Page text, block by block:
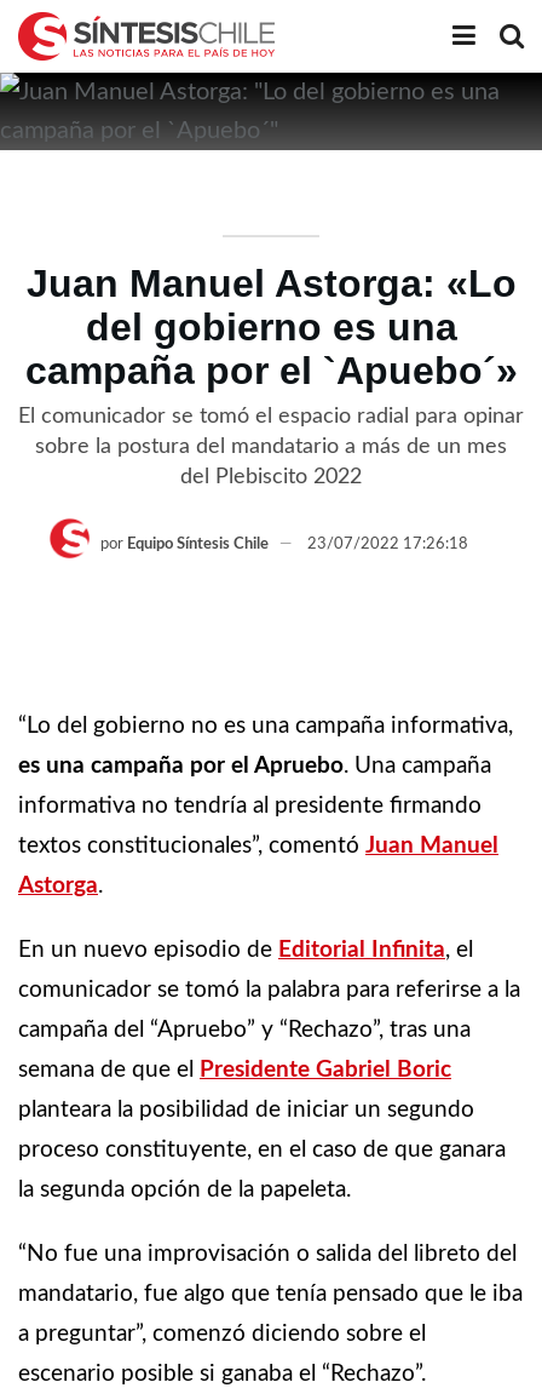
Juan Manuel Astorga: «Lo
del gobierno es una
campaña por el `Apuebo´»
El comunicador se tomó el espacio radial para opinar
sobre la postura del mandatario a más de un mes
del Plebiscito 2022
por Equipo Síntesis Chile 23/07/2022 17:26:18
“Lo del gobierno no es una campaña informativa,
es una campaña por el Apruebo. Una campaña
informativa no tendría al presidente firmando
textos constitucionales”, comentó Juan Manuel
Astorga.
En un nuevo episodio de Editorial Infinita, el
comunicador se tomó la palabra para referirse a la
campaña del “Apruebo” y “Rechazo”, tras una
semana de que el
Presidente Gabriel Boric
planteara la posibilidad de iniciar un segundo
proceso constituyente, en el caso de que ganara
la segunda opción de la papeleta.
“No fue una improvisación o salida del libreto del
mandatario, fue algo que tenía pensado que le iba
a preguntar”, comenzó diciendo sobre el
escenario posible si ganaba el “Rechazo”.